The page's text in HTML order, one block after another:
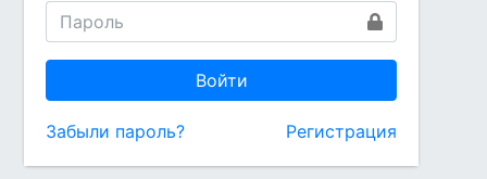
Войти
Забыли пароль? Регистрация